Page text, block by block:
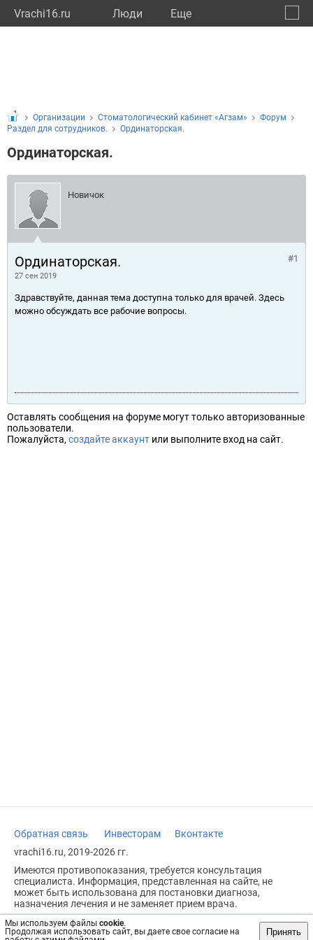
Vrachi16.ru Люди Eще
Мы используем файлы cookie.
Продолжая использовать сайт, вы даете свое согласие на
Принять
Организации Стоматологический кабинет «Агзам»
Форум
Раздел для сотрудников.
Ординаторская.
Ординаторская.
Новичок
Ординаторская.
27 сен 2019
#1
Здравствуйте, данная тема доступна только для врачей. Здесь
можно обсуждать все рабочие вопросы.
Оставлять сообщения на форуме могут только авторизованные
пользователи.
Пожалуйста, создайте аккаунт или выполните вход на сайт.
Обратная связь Инвесторам
Вконтакте
vrachi16.ru, 2019-2026 гг.
Имеются противопоказания, требуется консультация
специалиста. Информация, представленная на сайте, не
может быть использована для постановки диагноза,
назначения лечения и не заменяет прием врача.
Возрастное ограничение: 18+